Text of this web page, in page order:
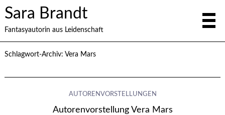
Sara Brandt
Fantasyautorin aus Leidenschaft
Schlagwort-Archiv: Vera Mars
AUTORENVORSTELLUNGEN
Autorenvorstellung Vera Mars